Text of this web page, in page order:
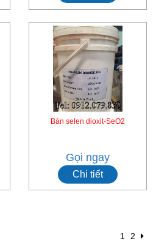
Bán selen dioxit-SeO2
Gọi ngay
Chi tiết
1 2